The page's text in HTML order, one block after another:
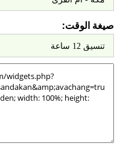
صيغة الوقت: